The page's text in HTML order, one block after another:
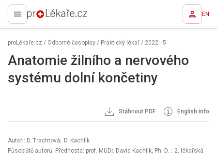
proLékaře.cz EN
proLékaře.cz / Odborné časopisy / Praktický lékař / 2022 - 5
Anatomie žilního a nervového
systému dolní končetiny
Stáhnout PDF English info
Autoři: D. Trachtová; D. Kachlík
Působiště autorů: Přednosta: prof. MUDr. David Kachlík, Ph. D. ; 2. lékařská